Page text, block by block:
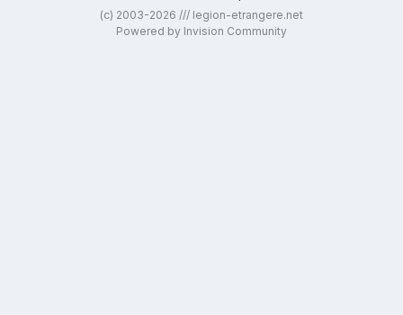
(c) 2003-2026 /// legion-etrangere.net
Powered by Invision Community